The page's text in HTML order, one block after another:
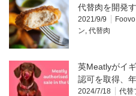
代替肉を開発
2021/9/9
ン, 代替肉
英Meatlyがイ
認可を取得、
2024/7/18 代替